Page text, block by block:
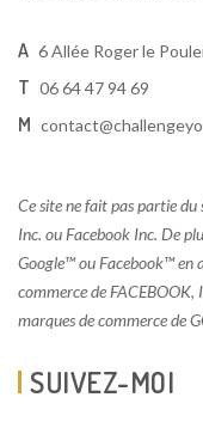
A 6 Allée Roger le
T 06 64 47 94 69
M
Ce site ne fait pas partie du
Inc. ou Facebook Inc. De
Google™ ou Facebook™ en
commerce de
marques de commerce de
SUIVEZ-MOI